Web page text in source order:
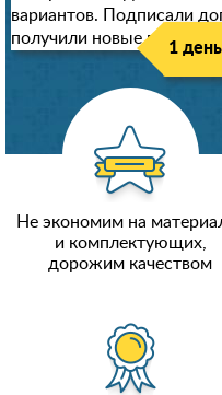
вариантов. Подписали
получили новые потолки!
1
Не экономим на
и комплектующих,
дорожим качеством